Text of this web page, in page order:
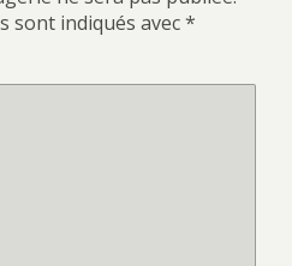
sont indiqués avec*